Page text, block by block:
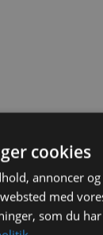
cookies
annoncer
med
som du